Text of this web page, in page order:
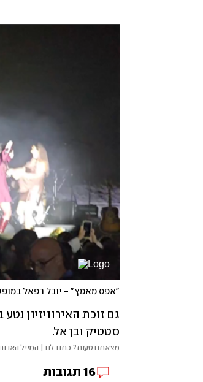
"אפס מאמץ" - יובל רפאל
סטטיק ובן אל.
מצאתם טעות? כתבו לנו | המייל
16 תגובות